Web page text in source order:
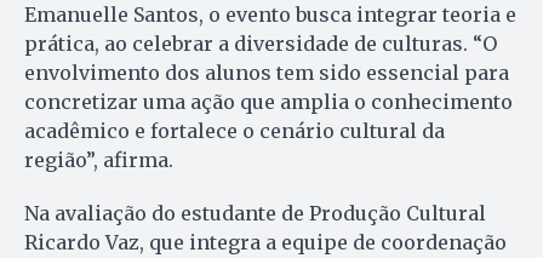
Emanuelle Santos, o evento busca integrar teoria e
prática, ao celebrar a diversidade de culturas. “O
envolvimento dos alunos tem sido essencial para
concretizar uma ação que amplia o conhecimento
acadêmico e fortalece o cenário cultural da
região”, afirma.
Na avaliação do estudante de Produção Cultural
Ricardo Vaz, que integra a equipe de coordenação